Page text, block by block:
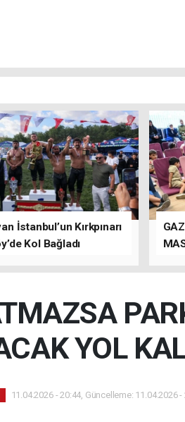
İstanbul’un Kırkpınarı
Kol Bağladı
YOL
11.04.2026 - 20:44, Güncelleme: 11.04.2026 -